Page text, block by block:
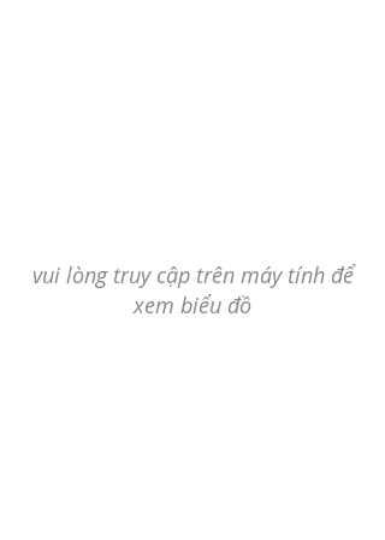
vui lòng truy cập trên máy tính để
xem biểu đồ